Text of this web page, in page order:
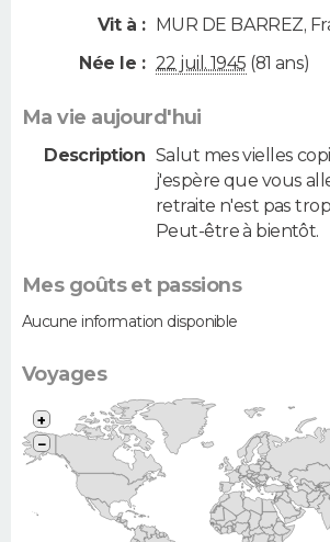
Vit à : MUR DE BARREZ,
Née le : 22 juil. 1945 (81 ans)
Ma vie aujourd'hui
Description Salut mes vielles
j'espère que vous
retraite n'est pas
Peut-être à bientôt.
Mes goûts et passions
Aucune information disponible
Voyages
+
−